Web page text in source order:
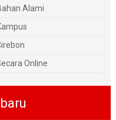
Alami
Online